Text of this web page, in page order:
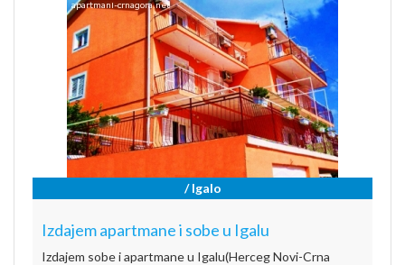
/ Igalo
Izdajem apartmane i sobe u Igalu
Izdajem sobe i apartmane u Igalu(Herceg Novi-Crna